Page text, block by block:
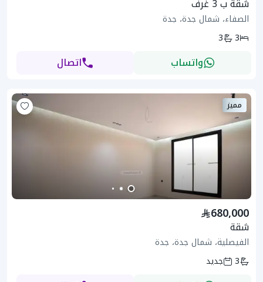
شقة ب 3 غرف
الصفاء، شمال جدة، جدة
3
3
واتساب اتصال
مميز
680,000
شقة
الفيصلية، شمال جدة، جدة
3
جديد